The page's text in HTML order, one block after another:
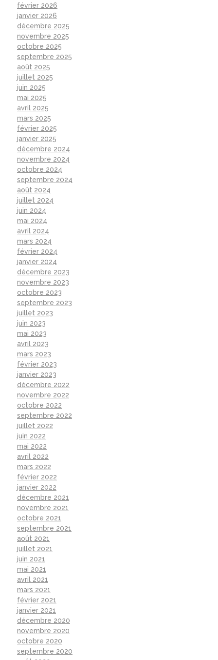
février 2026
janvier 2026
décembre 2025
novembre 2025
octobre 2025
septembre 2025
août 2025
juillet 2025
juin 2025
mai 2025
avril 2025
mars 2025
février 2025
janvier 2025
décembre 2024
novembre 2024
octobre 2024
septembre 2024
août 2024
juillet 2024
juin 2024
mai 2024
avril 2024
mars 2024
février 2024
janvier 2024
décembre 2023
novembre 2023
octobre 2023
septembre 2023
juillet 2023
juin 2023
mai 2023
avril 2023
mars 2023
février 2023
janvier 2023
décembre 2022
novembre 2022
octobre 2022
septembre 2022
juillet 2022
juin 2022
mai 2022
avril 2022
mars 2022
février 2022
janvier 2022
décembre 2021
novembre 2021
octobre 2021
septembre 2021
août 2021
juillet 2021
juin 2021
mai 2021
avril 2021
mars 2021
février 2021
janvier 2021
décembre 2020
novembre 2020
octobre 2020
septembre 2020